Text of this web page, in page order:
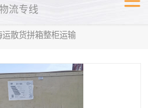
流专线
散货拼箱整柜运输